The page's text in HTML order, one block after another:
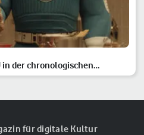
in der chronologischen
für digitale Kultur